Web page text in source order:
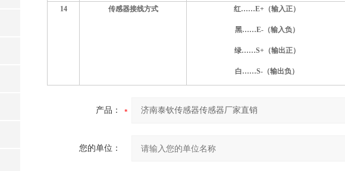
14 传感器接线方式 红……E+（输入正）
黑……E-（输入负）
绿……S+（输出正）
白……S-（输出负）
产品：
您的单位：